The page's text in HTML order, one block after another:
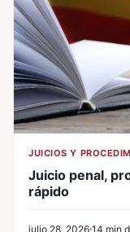
JUICIOS Y
Juicio penal,
rápido
julio 28, 2026 14 min